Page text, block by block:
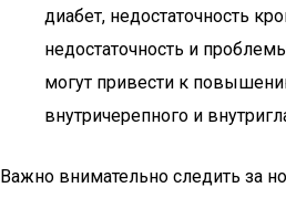
диабет, недостаточность
недостаточность и
могут привести к
внутричерепного и
Важно внимательно следить за